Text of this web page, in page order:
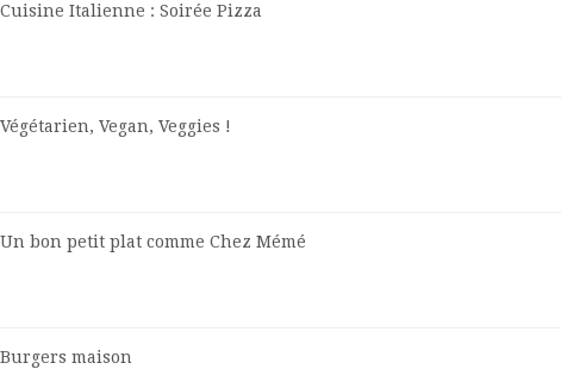
Cuisine Italienne : Soirée Pizza
Végétarien, Vegan, Veggies !
Un bon petit plat comme Chez Mémé
Burgers maison